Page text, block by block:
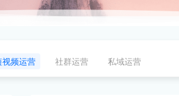
视频运营 社群运营 私域运营